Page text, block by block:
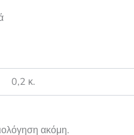
0,2 κ.
ακόμη.